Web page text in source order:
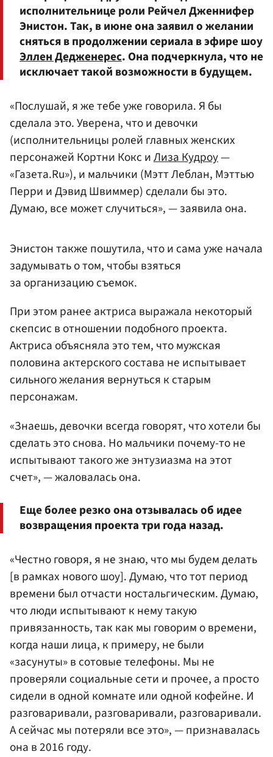
исполнительнице роли Рейчел Дженнифер
Энистон. Так, в июне она заявил о желании
сняться в продолжении сериала в эфире шоу
Эллен Дедженерес. Она подчеркнула, что не
исключает такой возможности в будущем.
«Послушай, я же тебе уже говорила. Я бы
сделала это. Уверена, что и девочки
(исполнительницы ролей главных женских
персонажей Кортни Кокс иЛиза Кудроу—
«Газета.Ru»), и мальчики (Мэтт Леблан, Мэттью
Перри и Дэвид Швиммер) сделали бы это.
Думаю, все может случиться», — заявила она.
Энистон также пошутила, что и сама уже начала
задумывать о том, чтобы взяться
за организацию съемок.
При этом ранее актриса выражала некоторый
скепсис в отношении подобного проекта.
Актриса объясняла это тем, что мужская
половина актерского состава не испытывает
сильного желания вернуться к старым
персонажам.
«Знаешь, девочки всегда говорят, что хотели бы
сделать это снова. Но мальчики почему-то не
испытывают такого же энтузиазма на этот
счет», — жаловалась она.
Еще более резко она отзывалась об идее
возвращения проекта три года назад.
«Честно говоря, я не знаю, что мы будем делать
[в рамках нового шоу]. Думаю, что тот период
времени был отчасти ностальгическим. Думаю,
что люди испытывают к нему такую
привязанность, так как мы говорим о времени,
когда наши лица, к примеру, не были
«засунуты» в сотовые телефоны. Мы не
проверяли социальные сети и прочее, а просто
сидели в одной комнате или одной кофейне. И
разговаривали, разговаривали, разговаривали.
А сейчас мы потеряли все это», — признавалась
она в 2016 году.